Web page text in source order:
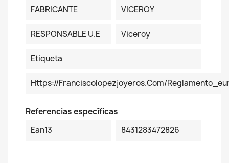
FABRICANTE VICEROY
RESPONSABLE U.E Viceroy
Etiqueta
Https://franciscolopezjoyeros.com/
Referencias específicas
Ean13
8431283472826